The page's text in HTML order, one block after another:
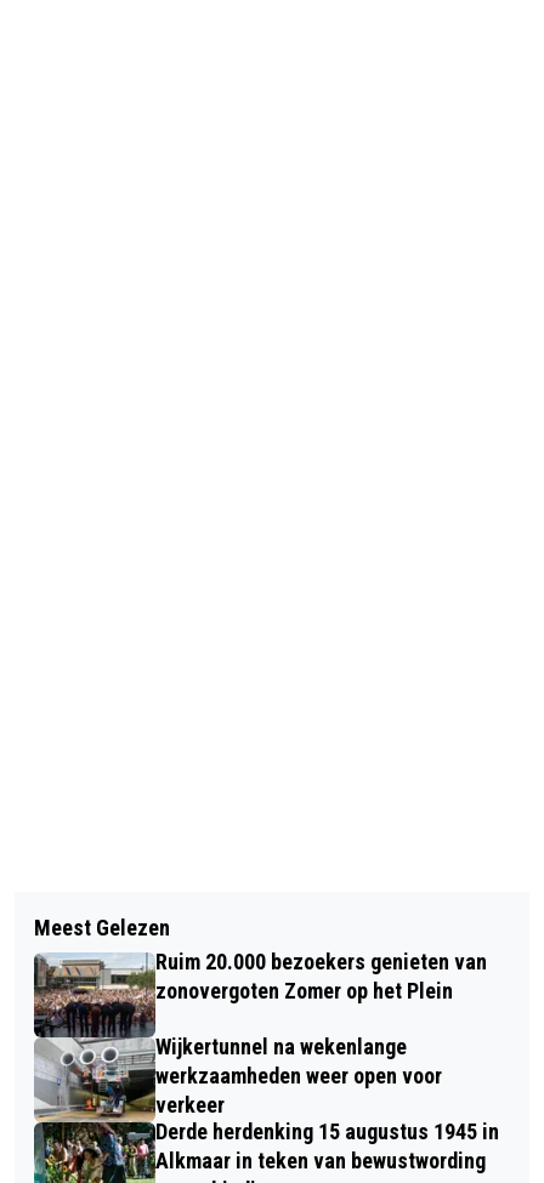
MADNESS: AL 45 JAAR ’TÉ GEK!’
VOGELNESTEN VAN BOSUILEN,
KERKUILEN, OOIEVAARS EN
ZEEARENDEN WEER TE ZIEN OP
CAMERA BELEEF DE LENTE
Meest Gelezen
Ruim 20.000 bezoekers genieten van
zonovergoten Zomer op het Plein
Wijkertunnel na wekenlange
werkzaamheden weer open voor
verkeer
Derde herdenking 15 augustus 1945 in
Alkmaar in teken van bewustwording